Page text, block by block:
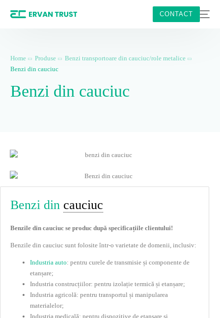
CONTACT
Home Produse
Benzi transportoare din cauciuc/role metalice
Benzi din cauciuc
Benzi din cauciuc
Benzi din cauciuc
Benzile din cauciuc se produc după specificațiile clientului!
Benzile din cauciuc sunt folosite într-o varietate de domenii, inclusiv:
Industria auto: pentru curele de transmisie și componente de
etanșare;
Industria construcțiilor: pentru izolație termică și etanșare;
Industria agricolă: pentru transportul și manipularea
materialelor;
Industria medicală: pentru dispozitive de etanșare și